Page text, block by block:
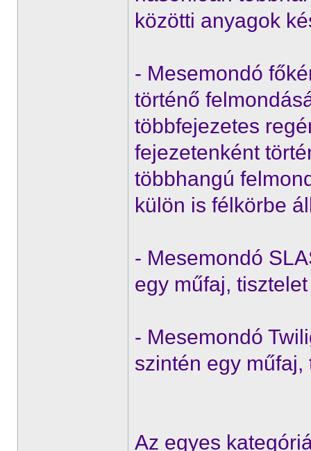
közötti anyagok
- Mesemondó
történő
többfejezetes
fejezetenként
többhangú
külön is félkörbe
- Mesemondó
egy műfaj,
- Mesemondó
szintén egy
Az egyes